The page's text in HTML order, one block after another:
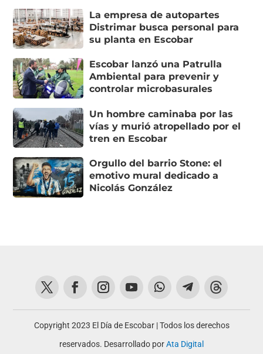
La empresa de autopartes
Distrimar busca personal para
su planta en Escobar
Escobar lanzó una Patrulla
Ambiental para prevenir y
controlar microbasurales
Un hombre caminaba por las
vías y murió atropellado por el
tren en Escobar
Orgullo del barrio Stone: el
emotivo mural dedicado a
Nicolás González
Copyright 2023 El Día de Escobar | Todos los derechos
reservados. Desarrollado porAta Digital